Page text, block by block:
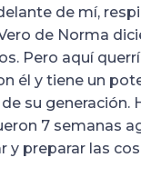
de mí,
de Norma
Pero aquí
él y tiene un
su generación.
7 semanas
preparar las